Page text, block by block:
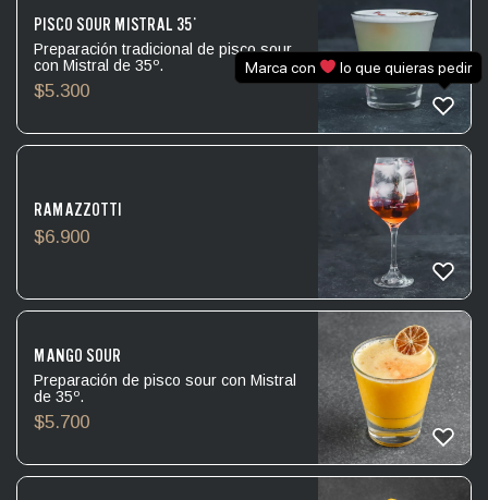
PISCO SOUR MISTRAL 35°
Preparación tradicional de pisco sour
con Mistral de 35º.
$5.300
RAMAZZOTTI
$6.900
MANGO SOUR
Preparación de pisco sour con Mistral
de 35º.
$5.700
Marca con lo que quieras pedir